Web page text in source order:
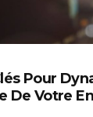
Pour
De Votre